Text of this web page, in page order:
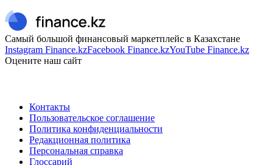
Самый большой финансовый маркетплейс в Казахстане
Instagram Finance.kzFacebook Finance.kzYouTube Finance.kz
Оцените наш сайт
Контакты
Пользовательское соглашение
Политика конфиденциальности
Редакционная политика
Персональная справка
Глоссарий